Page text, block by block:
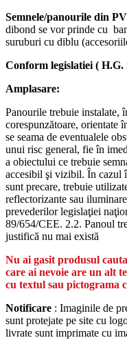
Semnele/panourile din
dibond se vor prinde cu
suruburi cu diblu
Conform legislatiei ( H.G.
Amplasare:
Panourile trebuie instalate,
corespunzătoare, orientate
se seama de eventualele
unui risc general, fie în
a obiectului ce trebuie
accesibil şi vizibil. În cazul
sunt precare, trebuie
reflectorizante sau
prevederilor legislaţiei
89/654/CEE. 2.2. Panoul
justifică nu mai există
Nu ai gasit produsul
care ai nevoie are un alt
cu textul sau pictograma
Notificare : Imaginile de
sunt protejate pe site cu
livrate sunt imprimate cu